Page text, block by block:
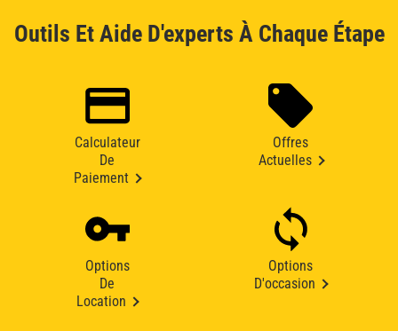
Outils Et Aide D'experts À Chaque Étape
Calculateur
De
Paiement
Offres
Actuelles
Options
De
Location
Options
D'occasion